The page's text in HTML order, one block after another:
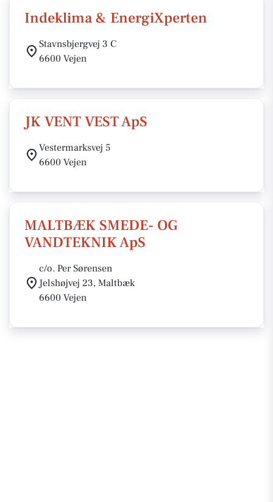
Indeklima & EnergiXperten
Stavnsbjergvej 3 C
6600 Vejen
JK VENT VEST ApS
Vestermarksvej 5
6600 Vejen
MALTBÆK SMEDE- OG
VANDTEKNIK ApS
c/o. Per Sørensen
Jelshøjvej 23, Maltbæk
6600 Vejen